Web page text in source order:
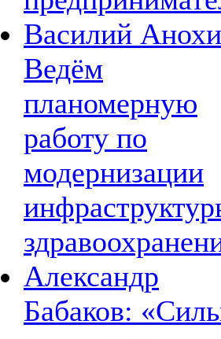
Василий
Ведём
планомерную
работу по
модернизации
Александр
Бабаков: